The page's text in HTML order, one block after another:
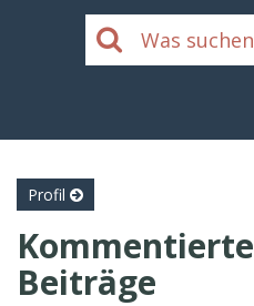
Profil
Kommentierte
Beiträge